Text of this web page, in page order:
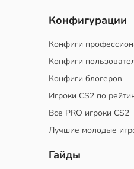
Конфигурации
Конфиги
Конфиги
Конфиги блогеров
Игроки CS2 по
Все PRO игроки CS2
Лучшие молодые
Гайды